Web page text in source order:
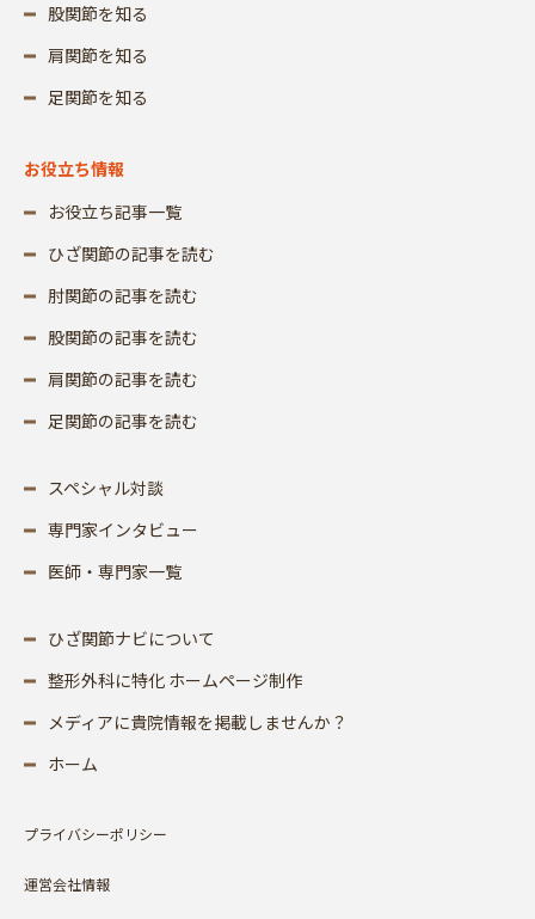
股関節を知る
肩関節を知る
足関節を知る
お役立ち情報
お役立ち記事一覧
ひざ関節の記事を読む
肘関節の記事を読む
股関節の記事を読む
肩関節の記事を読む
足関節の記事を読む
スペシャル対談
専門家インタビュー
医師・専門家一覧
ひざ関節ナビについて
整形外科に特化 ホームページ制作
メディアに貴院情報を掲載しませんか？
ホーム
プライバシーポリシー
運営会社情報